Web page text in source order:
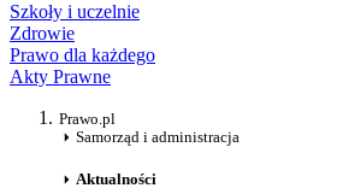
Szkoły i uczelnie
Zdrowie
Prawo dla każdego
Akty Prawne
Prawo.pl
Samorząd i administracja
Aktualności